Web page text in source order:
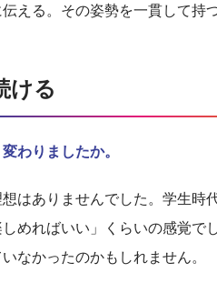
える。その姿勢を一貫して持
ける
わりましたか。
はありませんでした。学生時
めればいい」くらいの感覚で
なかったのかもしれません。